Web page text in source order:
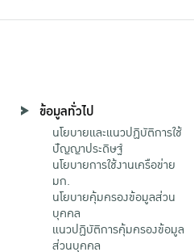
ข้อมูลทั่วไป
นโยบายและแนวปฏิบัติการใช้
ปัญญาประดิษฐ์
นโยบายการใช้งานเครือข่าย
มก.
นโยบายคุ้มครองข้อมูลส่วน
บุคคล
แนวปฏิบัติการคุ้มครองข้อมูล
ส่วนบุคคล